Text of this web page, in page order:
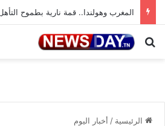
المغرب وهولندا.. قمة نارية بطموح
بحث عن
الرئيسية / أخبار اليوم